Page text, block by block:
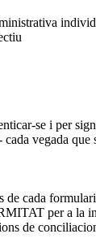
se i per
vegada que
de cada formulari
per a la
de